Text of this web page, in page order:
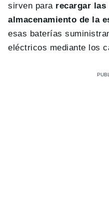
sirven para recargar las
almacenamiento de la
esas baterías
eléctricos mediante los